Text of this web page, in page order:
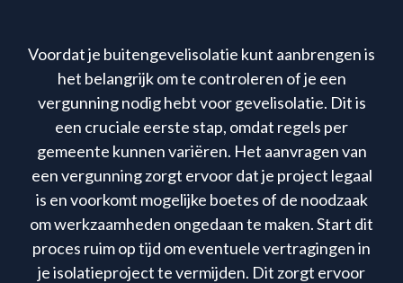
Voordat je buitengevelisolatie kunt aanbrengen is
het belangrijk om te controleren of je een
vergunning nodig hebt voor gevelisolatie. Dit is
een cruciale eerste stap, omdat regels per
gemeente kunnen variëren. Het aanvragen van
een vergunning zorgt ervoor dat je project legaal
is en voorkomt mogelijke boetes of de noodzaak
om werkzaamheden ongedaan te maken. Start dit
proces ruim op tijd om eventuele vertragingen in
je isolatieproject te vermijden. Dit zorgt ervoor